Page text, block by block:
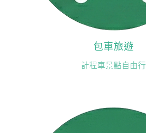
包車旅遊
計程車景點自由行